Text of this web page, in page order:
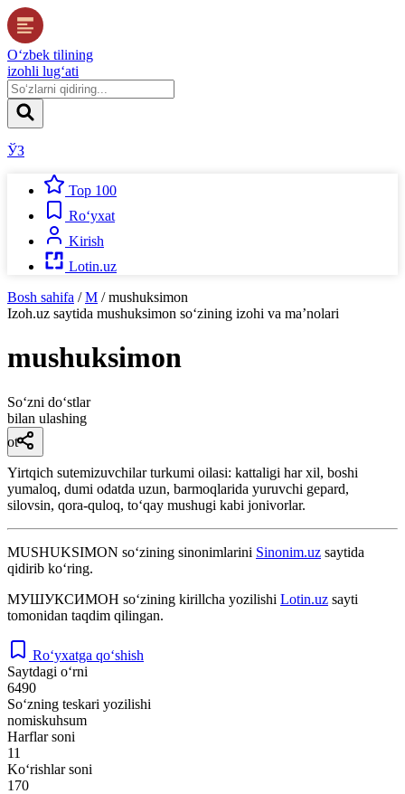
O‘zbek tilining
izohli lug‘ati
ЎЗ
Top 100
Ro‘yxat
Kirish
Lotin.uz
Bosh sahifa / M / mushuksimon
Izoh.uz saytida mushuksimon so‘zining izohi va ma’nolari
mushuksimon
So‘zni do‘stlar
bilan ulashing
ot
Yirtqich sutemizuvchilar turkumi oilasi: kattaligi har xil, boshi
yumaloq, dumi odatda uzun, barmoqlarida yuruvchi gepard,
silovsin, qora-quloq, toʻqay mushugi kabi jonivorlar.
MUSHUKSIMON so‘zining sinonimlarini Sinonim.uz saytida
qidirib ko‘ring.
МУШУКСИМОН so‘zining kirillcha yozilishi Lotin.uz sayti
tomonidan taqdim qilingan.
Ro‘yxatga qo‘shish
Saytdagi o‘rni
6490
So‘zning teskari yozilishi
nomiskuhsum
Harflar soni
11
Ko‘rishlar soni
170